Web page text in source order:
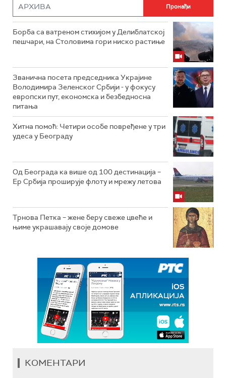
Борба са ватреном стихијом у Делиблатској
пешчари, на Столовима гори ниско растиње
Званична посета председника Украјине
Володимира Зеленског Србији - у фокусу
европски пут, економска и безбедносна
питања
Хитна помоћ: Четири особе повређене у три
удеса у Београду
Од Београда ка више од 100 дестинација –
Ер Србија проширује флоту и мрежу летова
Трнова Петка – жене беру свеже цвеће и
њиме украшавају своје домове
КОМЕНТАРИ